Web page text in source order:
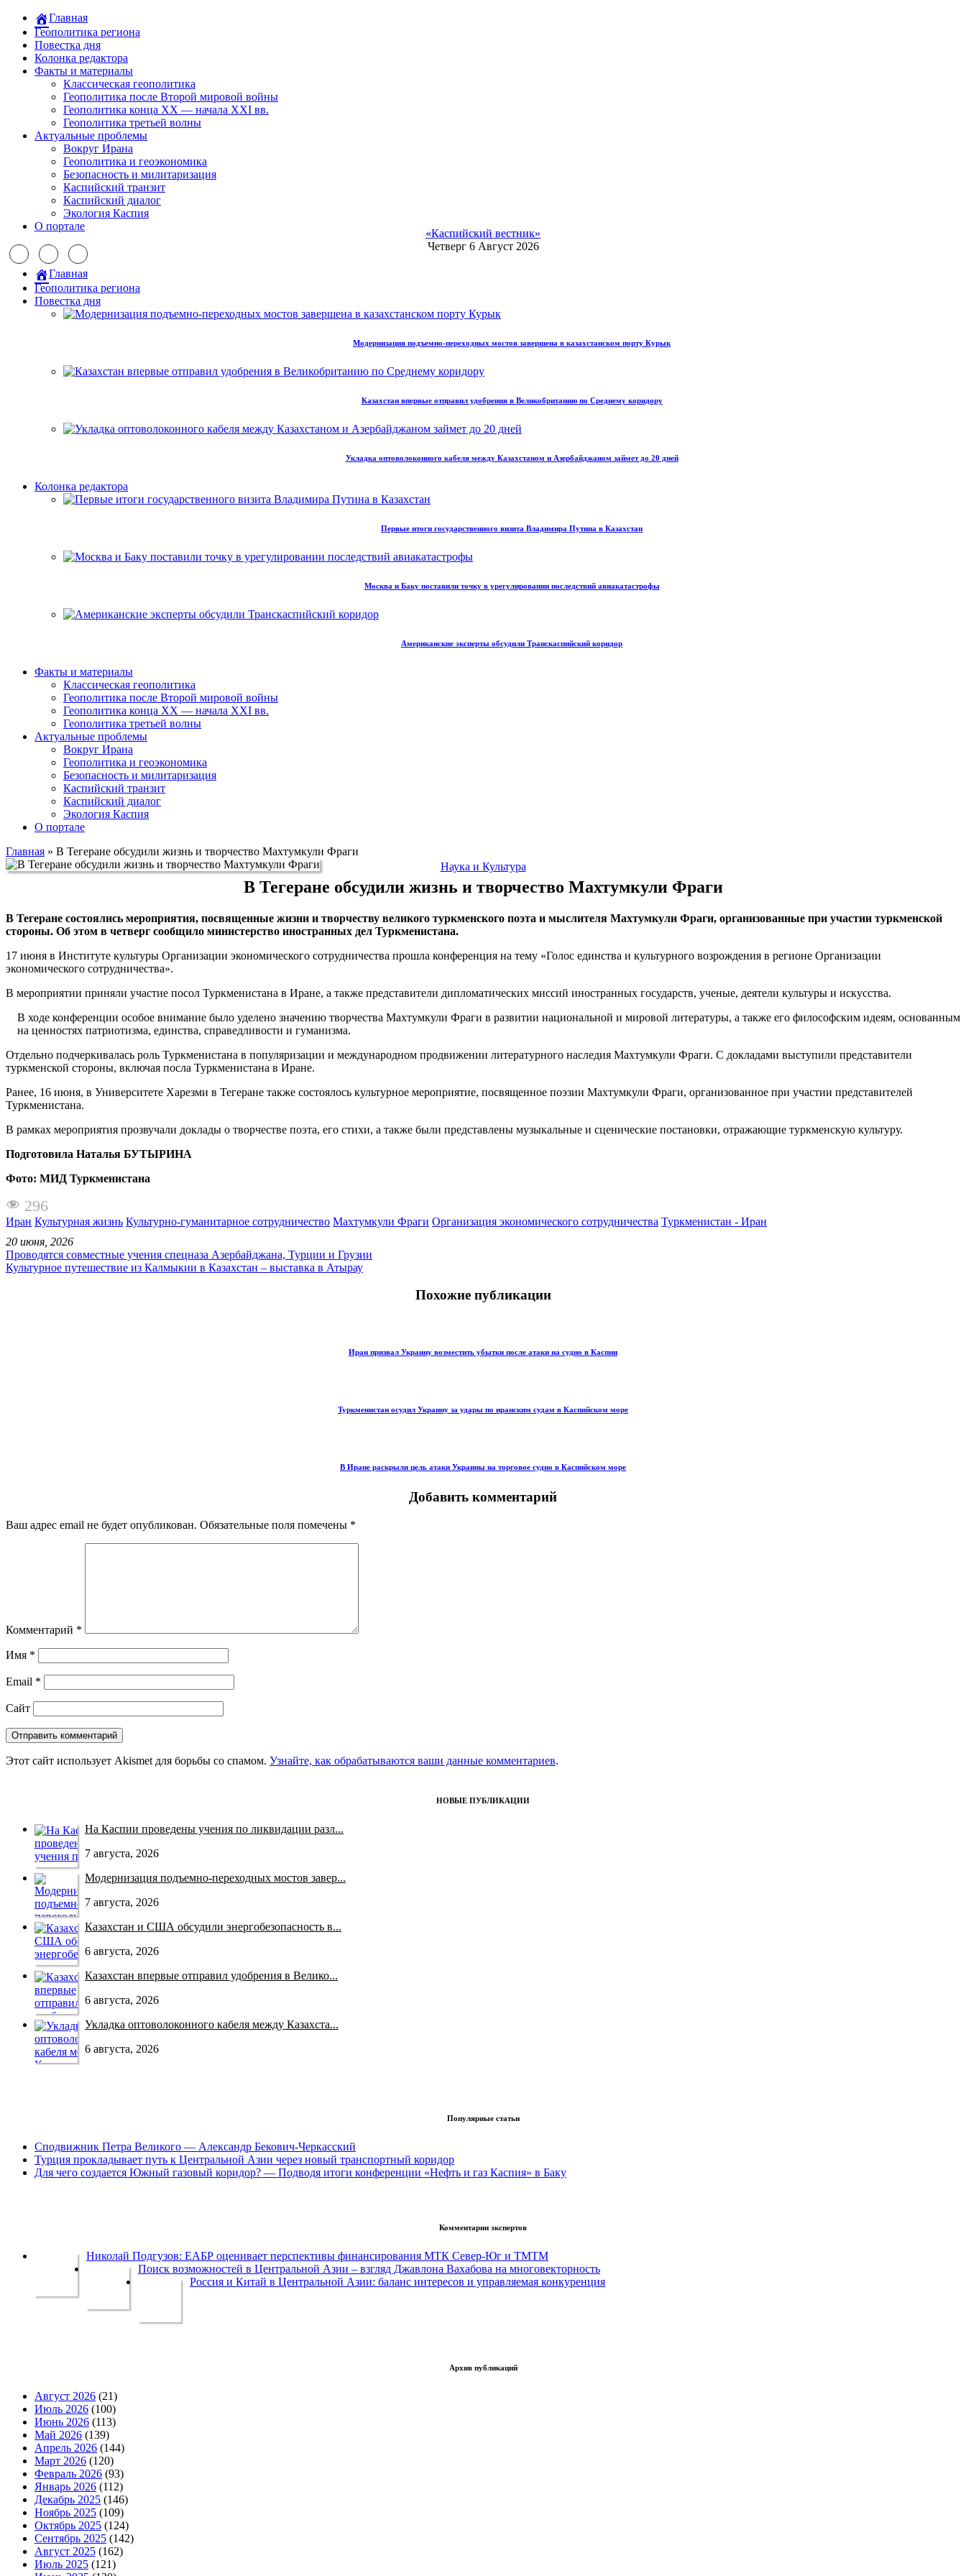
Главная
Геополитика региона
Повестка дня
Колонка редактора
Факты и материалы
Классическая геополитика
Геополитика после Второй мировой войны
Геополитика конца XX — начала XXI вв.
Геополитика третьей волны
Актуальные проблемы
Вокруг Ирана
Геополитика и геоэкономика
Безопасность и милитаризация
Каспийский транзит
Каспийский диалог
Экология Каспия
О портале
«Каспийский вестник»
Четверг 6 Август 2026
Главная
Геополитика региона
Повестка дня
Модернизация подъемно-переходных мостов завершена в казахстанском порту Курык
Казахстан впервые отправил удобрения в Великобританию по Среднему коридору
Укладка оптоволоконного кабеля между Казахстаном и Азербайджаном займет до 20 дней
Колонка редактора
Первые итоги государственного визита Владимира Путина в Казахстан
Москва и Баку поставили точку в урегулировании последствий авиакатастрофы
Американские эксперты обсудили Транскаспийский коридор
Факты и материалы
Классическая геополитика
Геополитика после Второй мировой войны
Геополитика конца XX — начала XXI вв.
Геополитика третьей волны
Актуальные проблемы
Вокруг Ирана
Геополитика и геоэкономика
Безопасность и милитаризация
Каспийский транзит
Каспийский диалог
Экология Каспия
О портале
Главная » В Тегеране обсудили жизнь и творчество Махтумкули Фраги
Наука и Культура
В Тегеране обсудили жизнь и творчество Махтумкули Фраги
В Тегеране состоялись мероприятия, посвященные жизни и творчеству великого туркменского поэта и мыслителя Махтумкули Фраги, организованные при участии туркменской
стороны. Об этом в четверг сообщило министерство иностранных дел Туркменистана.
17 июня в Институте культуры Организации экономического сотрудничества прошла конференция на тему «Голос единства и культурного возрождения в регионе Организации
экономического сотрудничества».
В мероприятии приняли участие посол Туркменистана в Иране, а также представители дипломатических миссий иностранных государств, ученые, деятели культуры и искусства.
В ходе конференции особое внимание было уделено значению творчества Махтумкули Фраги в развитии национальной и мировой литературы, а также его философским идеям, основанным
на ценностях патриотизма, единства, справедливости и гуманизма.
Отдельно подчеркивалась роль Туркменистана в популяризации и международном продвижении литературного наследия Махтумкули Фраги. С докладами выступили представители
туркменской стороны, включая посла Туркменистана в Иране.
Ранее, 16 июня, в Университете Харезми в Тегеране также состоялось культурное мероприятие, посвященное поэзии Махтумкули Фраги, организованное при участии представителей
Туркменистана.
В рамках мероприятия прозвучали доклады о творчестве поэта, его стихи, а также были представлены музыкальные и сценические постановки, отражающие туркменскую культуру.
Подготовила Наталья БУТЫРИНА
Фото: МИД Туркменистана
296
Иран Культурная жизнь Культурно-гуманитарное сотрудничество Махтумкули Фраги Организация экономического сотрудничества Туркменистан - Иран
20 июня, 2026
Проводятся совместные учения спецназа Азербайджана, Турции и Грузии
Культурное путешествие из Калмыкии в Казахстан – выставка в Атырау
Похожие публикации
Иран призвал Украину возместить убытки после атаки на судно в Каспии
Туркменистан осудил Украину за удары по иранским судам в Каспийском море
В Иране раскрыли цель атаки Украины на торговое судно в Каспийском море
Добавить комментарий
Ваш адрес email не будет опубликован. Обязательные поля помечены *
Комментарий *
Имя *
Email *
Сайт
Этот сайт использует Akismet для борьбы со спамом. Узнайте, как обрабатываются ваши данные комментариев.
НОВЫЕ ПУБЛИКАЦИИ
На Каспии проведены учения по ликвидации разл...
7 августа, 2026
Модернизация подъемно-переходных мостов завер...
7 августа, 2026
Казахстан и США обсудили энергобезопасность в...
6 августа, 2026
Казахстан впервые отправил удобрения в Велико...
6 августа, 2026
Укладка оптоволоконного кабеля между Казахста...
6 августа, 2026
Популярные статьи
Сподвижник Петра Великого — Александр Бекович-Черкасский
Турция прокладывает путь к Центральной Азии через новый транспортный коридор
Для чего создается Южный газовый коридор? — Подводя итоги конференции «Нефть и газ Каспия» в Баку
Комментарии экспертов
Николай Подгузов: ЕАБР оценивает перспективы финансирования МТК Север-Юг и ТМТМ
Поиск возможностей в Центральной Азии – взгляд Джавлона Вахабова на многовекторность
Россия и Китай в Центральной Азии: баланс интересов и управляемая конкуренция
Архив публикаций
Август 2026 (21)
Июль 2026 (100)
Июнь 2026 (113)
Май 2026 (139)
Апрель 2026 (144)
Март 2026 (120)
Февраль 2026 (93)
Январь 2026 (112)
Декабрь 2025 (146)
Ноябрь 2025 (109)
Октябрь 2025 (124)
Сентябрь 2025 (142)
Август 2025 (162)
Июль 2025 (121)